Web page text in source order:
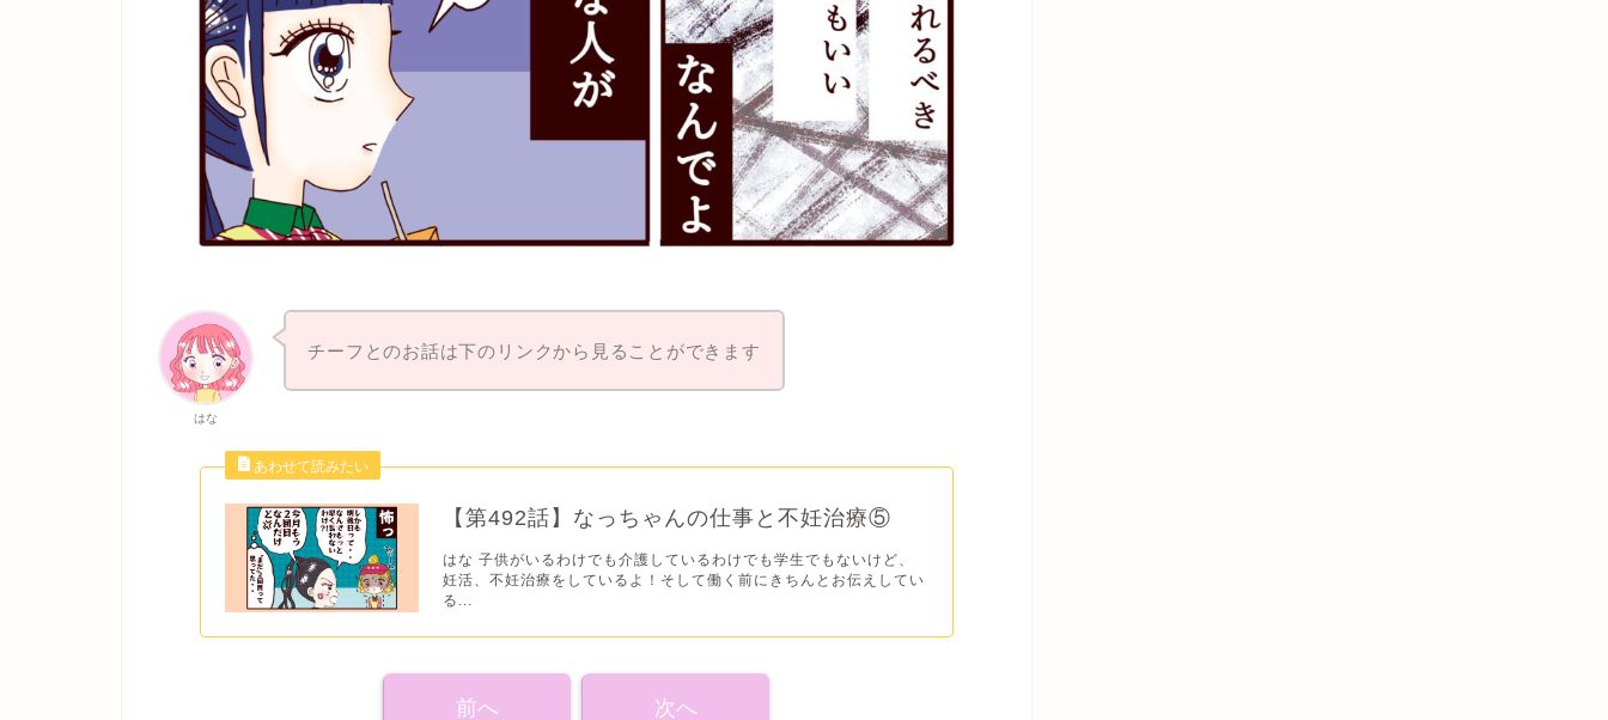
はな
チーフとのお話は下のリンクから見ることができます
【第492話】なっちゃんの仕事と不妊治療⑤
はな 子供がいるわけでも介護しているわけでも学生でもないけど、
妊活、不妊治療をしているよ！そして働く前にきちんとお伝えしてい
る...
前へ 次へ